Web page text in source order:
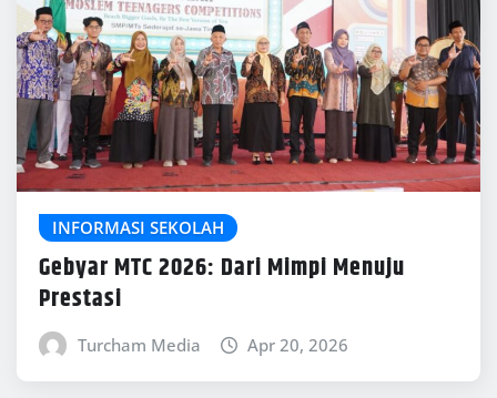
INFORMASI SEKOLAH
Gebyar MTC 2026: Dari Mimpi Menuju
Prestasi
Turcham Media Apr 20, 2026